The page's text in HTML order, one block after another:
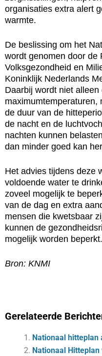
organisaties extra alert
warmte.
De beslissing om het
wordt genomen door de
Volksgezondheid en
Koninklijk Nederlands
Daarbij wordt niet
maximumtemperaturen,
de duur van de
de nacht en de
nachten kunnen
dan minder goed kan
Het advies tijdens deze
voldoende water te
zoveel mogelijk te
van de dag en extra
mensen die kwetsbaar
kunnen de
mogelijk worden beperkt.
Bron: KNMI
Gerelateerde
Nationaal hitteplan
Nationaal Hitteplan